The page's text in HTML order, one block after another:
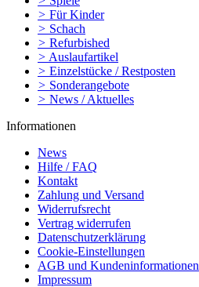
> Für Kinder
> Schach
> Refurbished
> Auslaufartikel
> Einzelstücke / Restposten
> Sonderangebote
> News / Aktuelles
Informationen
News
Hilfe / FAQ
Kontakt
Zahlung und Versand
Widerrufsrecht
Vertrag widerrufen
Datenschutzerklärung
Cookie-Einstellungen
AGB und Kundeninformationen
Impressum